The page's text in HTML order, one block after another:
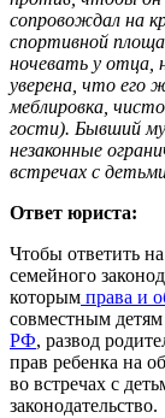
сопровождал на
спортивной
ночевать у отца,
уверена, что его
меблировка,
гости). Бывший
незаконные
встречах с
Ответ юриста:
Чтобы ответить
семейного
которым права и
совместным
РФ, развод
прав ребенка на
во встречах с
законодательство.